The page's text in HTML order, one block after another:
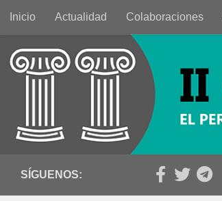
Saltar al contenido
Inicio Actualidad Colaboraciones
SÍGUENOS: